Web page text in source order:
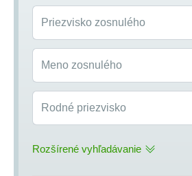
Priezvisko zosnulého
Meno zosnulého
Rodné priezvisko
Rozšírené vyhľadávanie